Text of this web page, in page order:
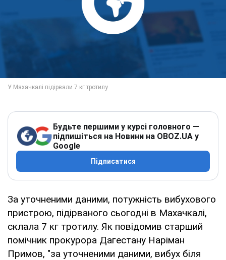
Будьте першими у курсі головного —
підпишіться на Новини на OBOZ.UA у
Google
Підписатися
За уточненими даними, потужність вибухового
пристрою, підірваного сьогодні в Махачкалі,
склала 7 кг тротилу. Як повідомив старший
помічник прокурора Дагестану Наріман
Примов, "за уточненими даними, вибух біля